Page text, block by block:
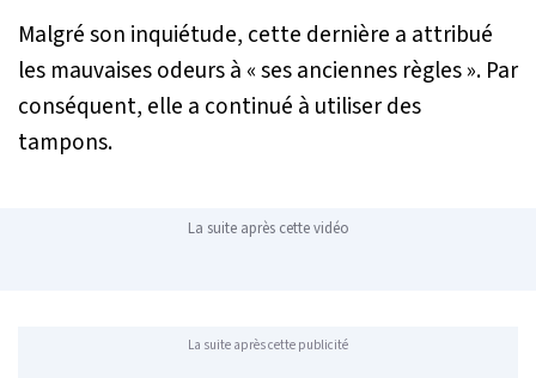
Malgré son inquiétude, cette dernière a attribué
les mauvaises odeurs à «ses anciennes règles». Par
conséquent, elle a continué à utiliser des
tampons.
La suite après cette vidéo
La suite après cette publicité